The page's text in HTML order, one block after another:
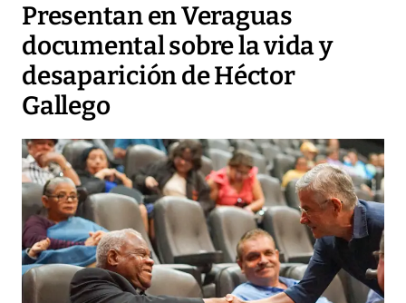
Presentan en Veraguas
documental sobre la vida y
desaparición de Héctor
Gallego